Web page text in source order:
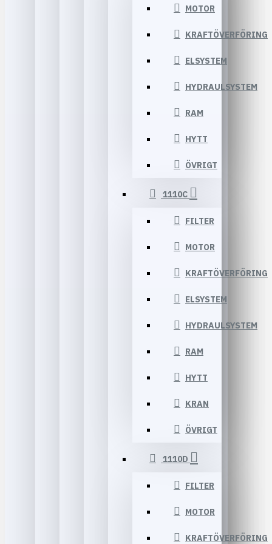
MOTOR
KRAFTÖVERFÖRING
ELSYSTEM
HYDRAULSYSTEM
RAM
HYTT
ÖVRIGT
1110C
FILTER
MOTOR
KRAFTÖVERFÖRING
ELSYSTEM
HYDRAULSYSTEM
RAM
HYTT
KRAN
ÖVRIGT
1110D
FILTER
MOTOR
KRAFTÖVERFÖRING